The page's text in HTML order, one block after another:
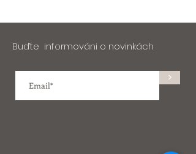
Buďte informováni o novinkách
>